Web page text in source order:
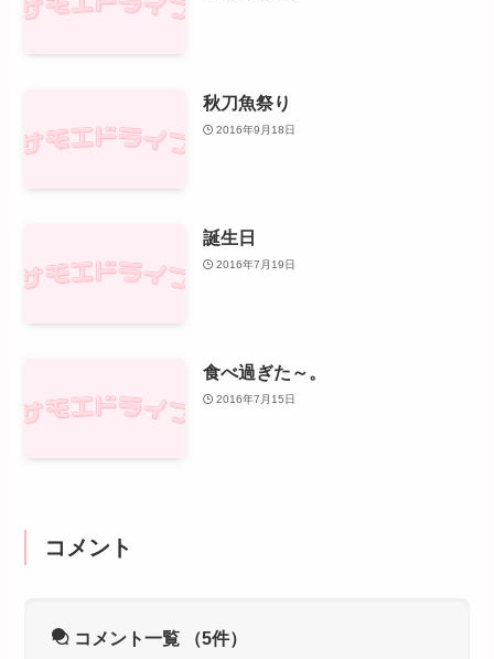
秋刀魚祭り
2016年9月18日
誕生日
2016年7月19日
食べ過ぎた～。
2016年7月15日
コメント
コメント一覧 （5件）